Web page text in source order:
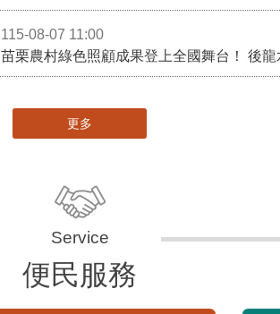
115-08-07 11:00
更多
便民服務